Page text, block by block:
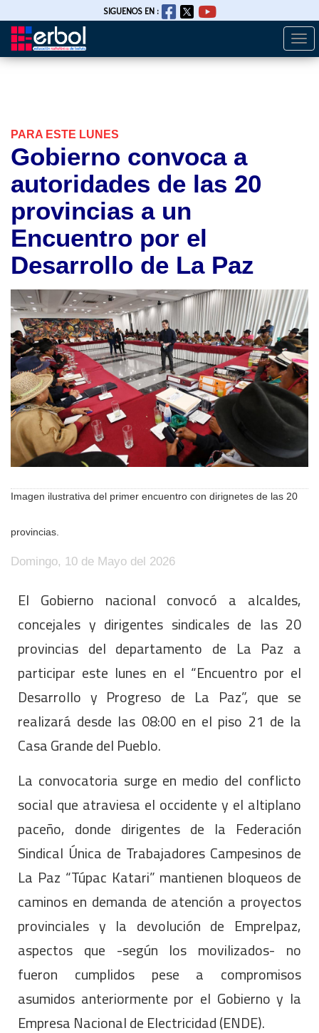
Pasar
SIGUENOS EN :
PARA ESTE LUNES
Gobierno convoca a
autoridades de las 20
provincias a un
Encuentro por el
Desarrollo de La Paz
Imagen ilustrativa del primer encuentro con dirignetes de las 20
provincias.
Domingo, 10 de Mayo del 2026
El Gobierno nacional convocó a alcaldes,
concejales y dirigentes sindicales de las 20
provincias del departamento de La Paz a
participar este lunes en el “Encuentro por el
Desarrollo y Progreso de La Paz”, que se
realizará desde las 08:00 en el piso 21 de la
Casa Grande del Pueblo.
La convocatoria surge en medio del conflicto
social que atraviesa el occidente y el altiplano
paceño, donde dirigentes de la Federación
Sindical Única de Trabajadores Campesinos de
La Paz “Túpac Katari” mantienen bloqueos de
caminos en demanda de atención a proyectos
provinciales y la devolución de Emprelpaz,
aspectos que -según los movilizados- no
fueron cumplidos pese a compromisos
asumidos anteriormente por el Gobierno y la
Empresa Nacional de Electricidad (ENDE).